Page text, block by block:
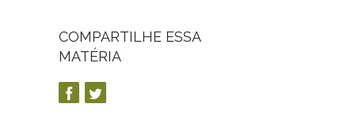
COMPARTILHE ESSA
MATÉRIA